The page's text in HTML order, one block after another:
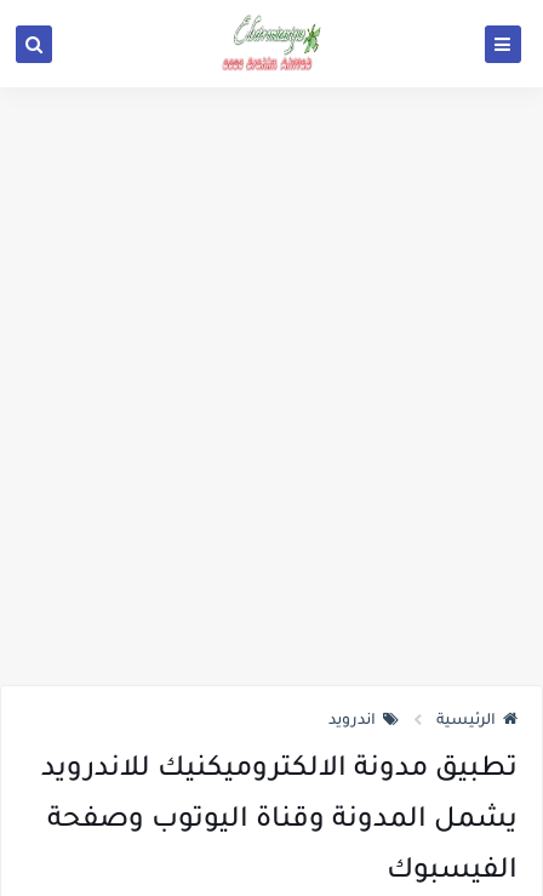
الرئيسية اندرويد
تطبيق مدونة الالكتروميكنيك للاندرويد
يشمل المدونة وقناة اليوتوب وصفحة
الفيسبوك